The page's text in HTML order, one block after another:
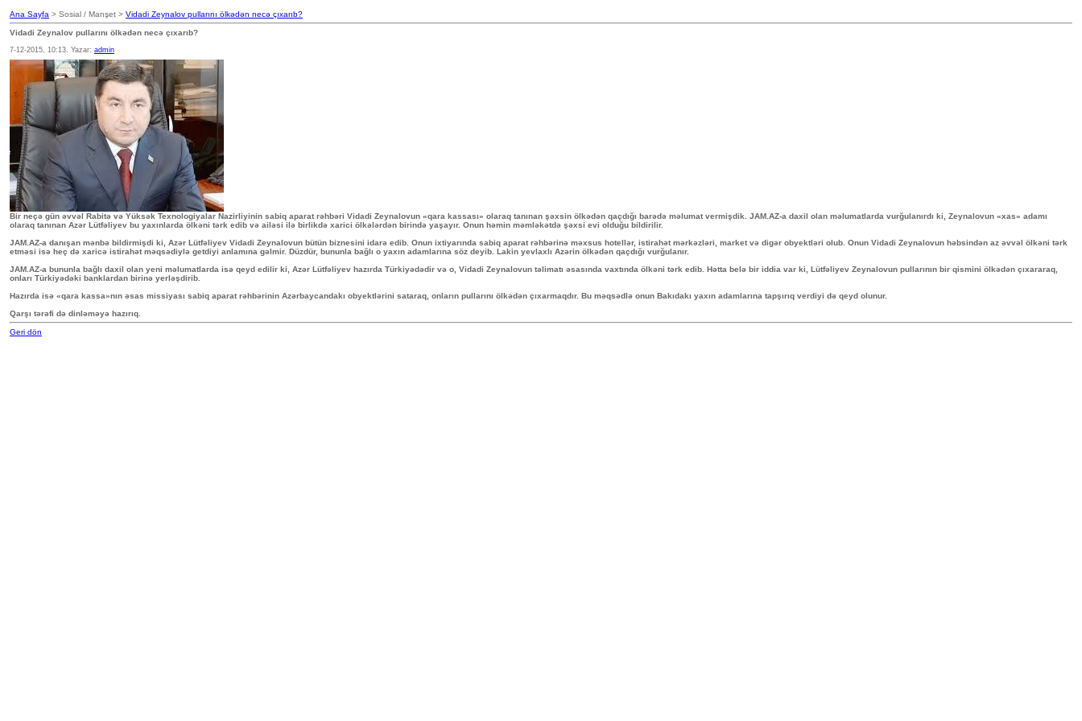
Ana Sayfa > Sosial / Manşet > Vidadi Zeynalov pullarını ölkədən necə çıxarıb?
Vidadi Zeynalov pullarını ölkədən necə çıxarıb?
7-12-2015, 10:13. Yazar: admin
Bir neçə gün əvvəl Rabitə və Yüksək Texnologiyalar Nazirliyinin sabiq aparat rəhbəri Vidadi Zeynalovun «qara kassası» olaraq tanınan şəxsin ölkədən qaçdığı barədə məlumat vermişdik. JAM.AZ-a daxil olan məlumatlarda vurğulanırdı ki, Zeynalovun «xas» adamı
olaraq tanınan Azər Lütfəliyev bu yaxınlarda ölkəni tərk edib və ailəsi ilə birlikdə xarici ölkələrdən birində yaşayır. Onun həmin məmləkətdə şəxsi evi olduğu bildirilir.
JAM.AZ-a danışan mənbə bildirmişdi ki, Azər Lütfəliyev Vidadi Zeynalovun bütün biznesini idarə edib. Onun ixtiyarında sabiq aparat rəhbərinə məxsus hotellər, istirahət mərkəzləri, market və digər obyektləri olub. Onun Vidadi Zeynalovun həbsindən az əvvəl ölkəni tərk
etməsi isə heç də xaricə istirahət məqsədiylə getdiyi anlamına gəlmir. Düzdür, bununla bağlı o yaxın adamlarına söz deyib. Lakin yevlaxlı Azərin ölkədən qaçdığı vurğulanır.
JAM.AZ-a bununla bağlı daxil olan yeni məlumatlarda isə qeyd edilir ki, Azər Lütfəliyev hazırda Türkiyədədir və o, Vidadi Zeynalovun təlimatı əsasında vaxtında ölkəni tərk edib. Hətta belə bir iddia var ki, Lütfəliyev Zeynalovun pullarının bir qismini ölkədən çıxararaq,
onları Türkiyədəki banklardan birinə yerləşdirib.
Hazırda isə «qara kassa»nın əsas missiyası sabiq aparat rəhbərinin Azərbaycandakı obyektlərini sataraq, onların pullarını ölkədən çıxarmaqdır. Bu məqsədlə onun Bakıdakı yaxın adamlarına tapşırıq verdiyi də qeyd olunur.
Qarşı tərəfi də dinləməyə hazırıq.
Geri dön